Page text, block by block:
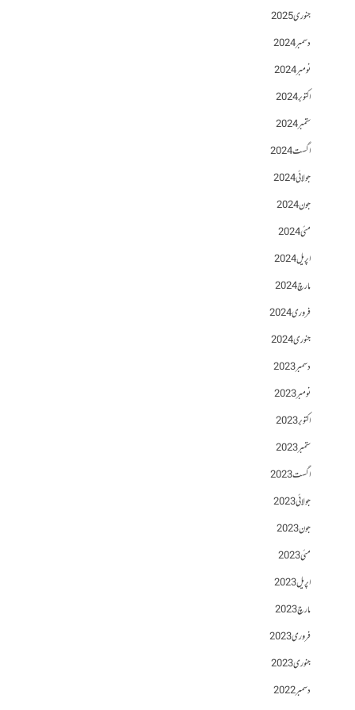
جنوری 2025
دسمبر 2024
نومبر 2024
اکتوبر 2024
ستمبر 2024
اگست 2024
جولائی 2024
جون 2024
مئی 2024
اپریل 2024
مارچ 2024
فروری 2024
جنوری 2024
دسمبر 2023
نومبر 2023
اکتوبر 2023
ستمبر 2023
اگست 2023
جولائی 2023
جون 2023
مئی 2023
اپریل 2023
مارچ 2023
فروری 2023
جنوری 2023
دسمبر 2022